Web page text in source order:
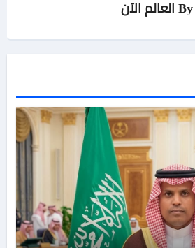
By العالم الآن